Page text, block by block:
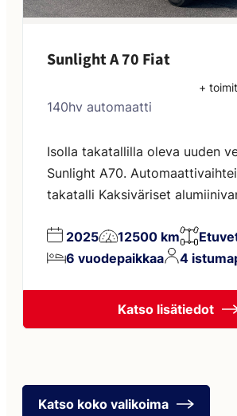
Sunlight A 70 Fiat
+
140hv automaatti
Isolla takatallilla oleva uuden
Sunlight A70.
takatalli Kaksiväriset
Truma Combi 6E kaasu/
Sähköinen lattialämmitys
Multimediasoitin
2025 12500 km
6 vuodepaikkaa
4
Katso lisätiedot
Katso koko valikoima